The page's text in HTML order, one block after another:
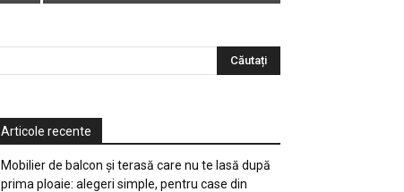
Articole recente
Mobilier de balcon și terasă care nu te lasă după
prima ploaie: alegeri simple, pentru case din